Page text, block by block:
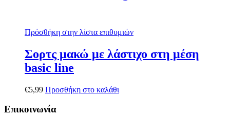
Πρόσθήκη στην λίστα επιθυμιών
Σορτς μακώ με λάστιχο στη μέση
basic line
€5,99 Προσθήκη στο καλάθι
Επικοινωνία